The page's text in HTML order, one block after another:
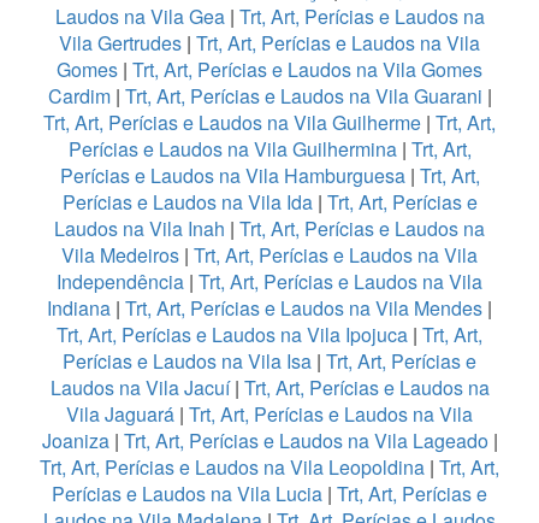
Laudos na Vila Gea| Trt, Art, Perícias e Laudos na
Vila Gertrudes | Trt, Art, Perícias e Laudos na Vila
Gomes | Trt, Art, Perícias e Laudos na Vila Gomes
Cardim| Trt, Art, Perícias e Laudos na Vila Guarani |
Trt, Art, Perícias e Laudos na Vila Guilherme | Trt, Art,
Perícias e Laudos na Vila Guilhermina| Trt, Art,
Perícias e Laudos na Vila Hamburguesa| Trt, Art,
Perícias e Laudos na Vila Ida| Trt, Art, Perícias e
Laudos na Vila Inah | Trt, Art, Perícias e Laudos na
Vila Medeiros | Trt, Art, Perícias e Laudos na Vila
Independência | Trt, Art, Perícias e Laudos na Vila
Indiana | Trt, Art, Perícias e Laudos na Vila Mendes |
Trt, Art, Perícias e Laudos na Vila Ipojuca | Trt, Art,
Perícias e Laudos na Vila Isa | Trt, Art, Perícias e
Laudos na Vila Jacuí| Trt, Art, Perícias e Laudos na
Vila Jaguará | Trt, Art, Perícias e Laudos na Vila
Joaniza| Trt, Art, Perícias e Laudos na Vila Lageado|
Trt, Art, Perícias e Laudos na Vila Leopoldina | Trt, Art,
Perícias e Laudos na Vila Lucia | Trt, Art, Perícias e